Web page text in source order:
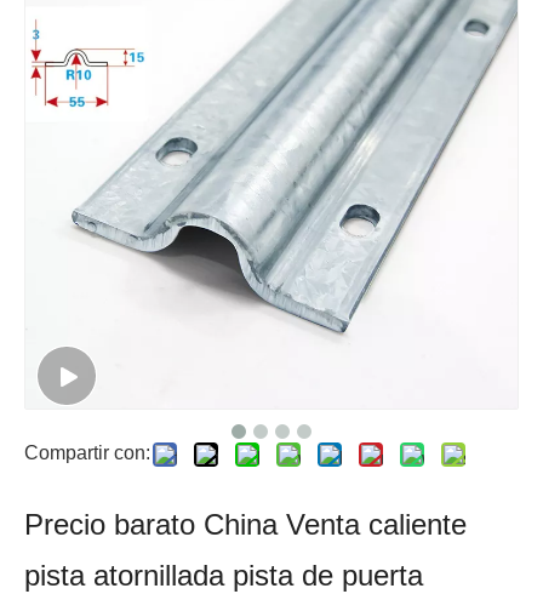
Compartir con:
Precio barato China Venta caliente
pista atornillada pista de puerta